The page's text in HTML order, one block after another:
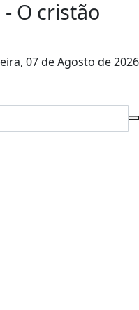
O cristão
07 de Agosto de 2026